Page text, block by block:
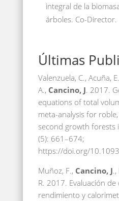
integral de la
árboles. Co-Director.
Últimas
Valenzuela, C., Acuña,
A., Cancino, J. 2017.
equations of total
meta-analysis for
second growth forests
(5): 661–674;
https://doi.org/
Muñoz, F., Cancino, J.,
R. 2017. Evaluación de
rendimiento y